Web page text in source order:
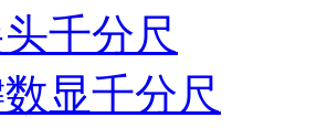
千分尺
显千分尺